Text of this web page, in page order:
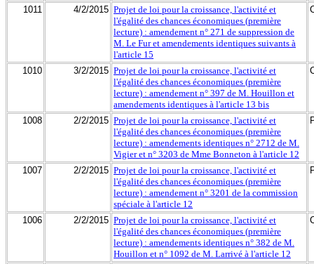
1011 4/2/2015 Projet de loi pour la croissance, l'activité et
l'égalité des chances économiques (première
lecture) : amendement n° 271 de suppression de
M. Le Fur et amendements identiques suivants à
l'article 15
1010 3/2/2015 Projet de loi pour la croissance, l'activité et
l'égalité des chances économiques (première
lecture) : amendement n° 397 de M. Houillon et
amendements identiques à l'article 13 bis
1008 2/2/2015 Projet de loi pour la croissance, l'activité et
l'égalité des chances économiques (première
lecture) : amendements identiques n° 2712 de M.
Vigier et n° 3203 de Mme Bonneton à l'article 12
1007 2/2/2015 Projet de loi pour la croissance, l'activité et
l'égalité des chances économiques (première
lecture) : amendement n° 3201 de la commission
spéciale à l'article 12
1006 2/2/2015 Projet de loi pour la croissance, l'activité et
l'égalité des chances économiques (première
lecture) : amendements identiques n° 382 de M.
Houillon et n° 1092 de M. Larrivé à l'article 12